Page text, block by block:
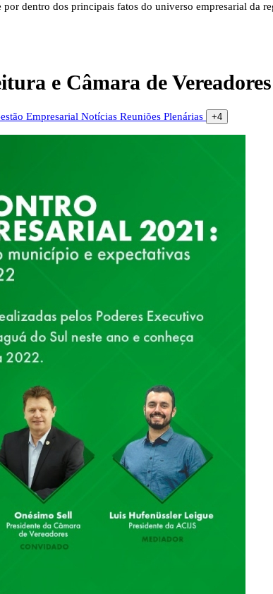
dentro dos principais fatos do universo empresarial da
e Câmara de
Empresarial Notícias Reuniões Plenárias +4